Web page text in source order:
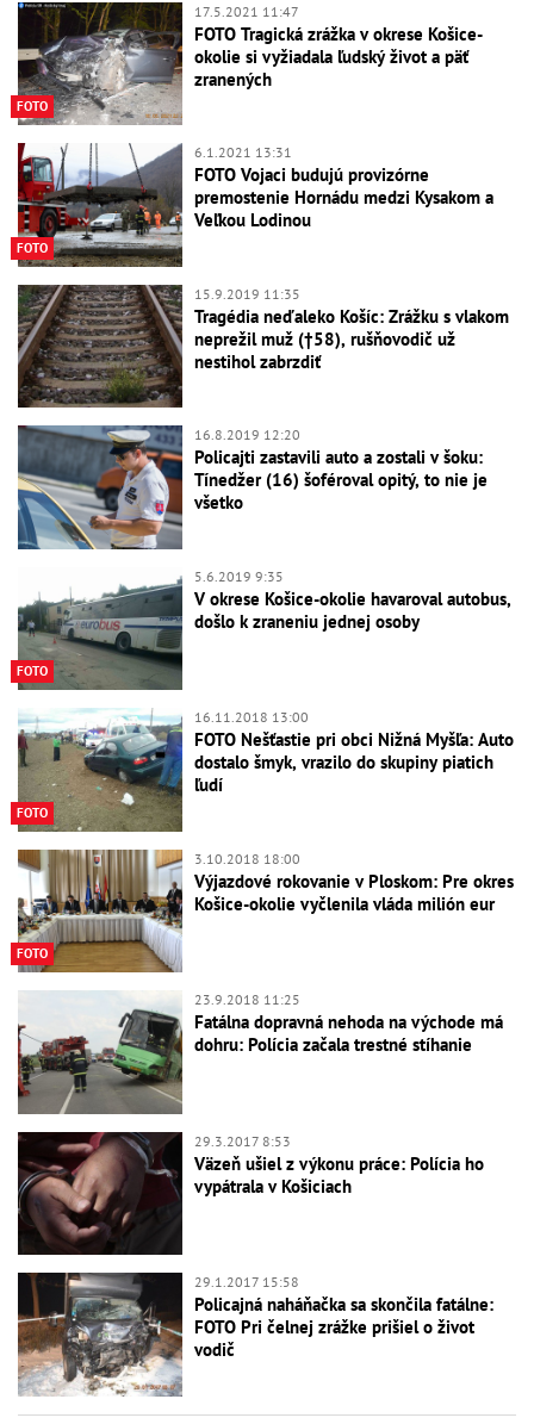
FOTO
17.5.2021 11:47
FOTO Tragická zrážka v okrese Košice-
okolie si vyžiadala ľudský život a päť
zranených
FOTO
6.1.2021 13:31
FOTO Vojaci budujú provizórne
premostenie Hornádu medzi Kysakom a
Veľkou Lodinou
15.9.2019 11:35
Tragédia neďaleko Košíc: Zrážku s vlakom
neprežil muž (†58), rušňovodič už
nestihol zabrzdiť
16.8.2019 12:20
Policajti zastavili auto a zostali v šoku:
Tínedžer (16) šoféroval opitý, to nie je
všetko
FOTO
5.6.2019 9:35
V okrese Košice-okolie havaroval autobus,
došlo k zraneniu jednej osoby
FOTO
16.11.2018 13:00
FOTO Nešťastie pri obci Nižná Myšľa: Auto
dostalo šmyk, vrazilo do skupiny piatich
ľudí
FOTO
3.10.2018 18:00
Výjazdové rokovanie v Ploskom: Pre okres
Košice-okolie vyčlenila vláda milión eur
23.9.2018 11:25
Fatálna dopravná nehoda na východe má
dohru: Polícia začala trestné stíhanie
29.3.2017 8:53
Väzeň ušiel z výkonu práce: Polícia ho
vypátrala v Košiciach
29.1.2017 15:58
Policajná naháňačka sa skončila fatálne:
FOTO Pri čelnej zrážke prišiel o život
vodič